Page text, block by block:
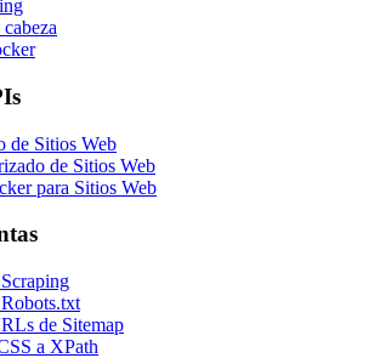
de Sitios Web
de Sitios Web
para Sitios Web
de Sitemap
a XPath